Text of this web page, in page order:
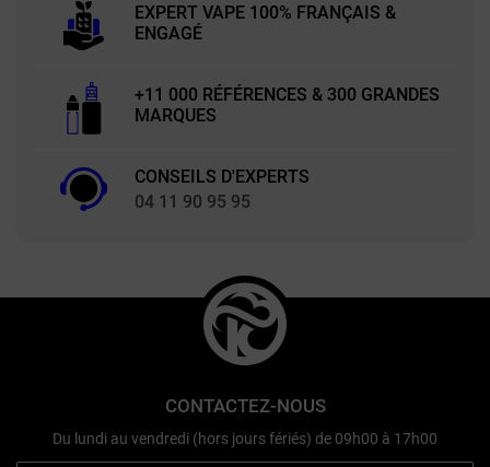
EXPERT VAPE 100% FRANÇAIS &
ENGAGÉ
+11 000 RÉFÉRENCES & 300 GRANDES
MARQUES
CONSEILS D'EXPERTS
04 11 90 95 95
CONTACTEZ-NOUS
Du lundi au vendredi (hors jours fériés) de 09h00 à 17h00